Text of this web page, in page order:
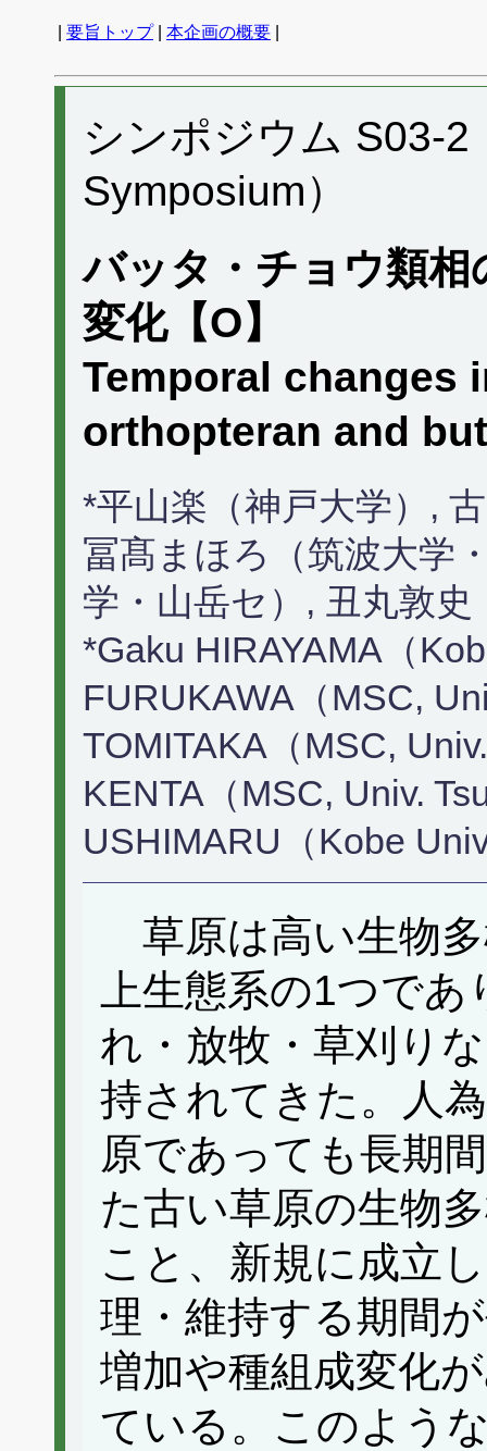
要旨トップ| 本企画の概要
シンポジウム S03-
Symposium）
バッタ・チョウ類
変化【O】
Temporal changes
orthopteran and
*平山楽（神戸大学）,
冨髙まほろ（筑波大学
学・山岳セ）, 丑丸敦史
*Gaku HIRAYAMA（
FURUKAWA（MSC,
TOMITAKA（MSC,
KENTA（MSC, Univ.
USHIMARU（Kobe
草原は高い生物
上生態系の1つで
れ・放牧・草刈り
持されてきた。人
原であっても長期
た古い草原の生物
こと、新規に成立
理・維持する期間
増加や種組成変化
ている。このよう